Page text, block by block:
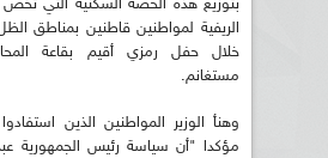
خلال حفل رمزي أقيم بقاعة
مستغانم.
وهنأ الوزير المواطنين الذين
مؤكدا "أن سياسة رئيس الجمهورية عبد